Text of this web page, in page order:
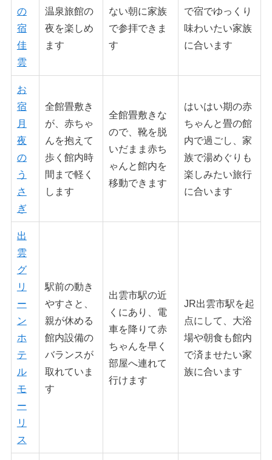
の
宿
佳
雲
温泉旅館の
夜を楽しめ
ます
ない朝に家族
で参拝できま
す
で宿でゆっくり
味わいたい家族
に合います
お
宿
月
夜
の
う
さ
ぎ
全館畳敷き
が、赤ちゃ
んを抱えて
歩く館内時
間まで軽く
します
全館畳敷きな
ので、靴を脱
いだまま赤ち
ゃんと館内を
移動できます
はいはい期の赤
ちゃんと畳の館
内で過ごし、家
族で湯めぐりも
楽しみたい旅行
に合います
出
雲
グ
リ
ー
ン
ホ
テ
ル
モ
ー
リ
ス
駅前の動き
やすさと、
親が休める
館内設備の
バランスが
取れていま
す
出雲市駅の近
くにあり、電
車を降りて赤
ちゃんを早く
部屋へ連れて
行けます
JR出雲市駅を起
点にして、大浴
場や朝食も館内
で済ませたい家
族に合います